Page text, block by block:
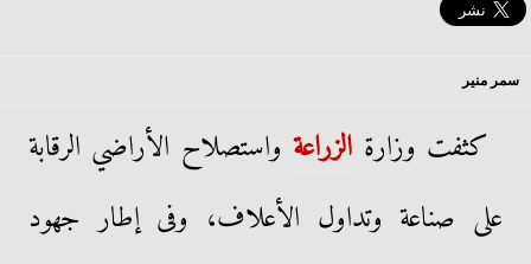
سمر منير
كثفت وزارة الزراعةواستصلاح الأراضي الرقابة
على صناعة وتداول الأعلاف، وفى إطار جهود